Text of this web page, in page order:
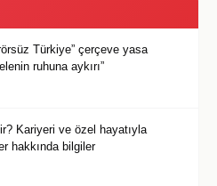
Türkiye” çerçeve yasa
ruhuna aykırı”
Kariyeri ve özel hayatıyla
hakkında bilgiler